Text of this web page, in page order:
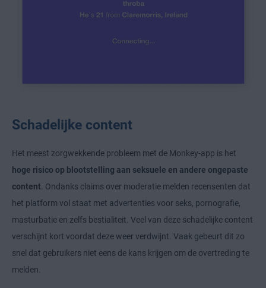
Schadelijke content
Het meest zorgwekkende probleem met de Monkey-app is het
hoge risico op blootstelling aan seksuele en andere ongepaste
content . Ondanks claims over moderatie melden recensenten dat
het platform vol staat met advertenties voor seks, pornografie,
masturbatie en zelfs bestialiteit. Veel van deze schadelijke content
verschijnt kort voordat deze weer verdwijnt. Vaak gebeurt dit zo
snel dat gebruikers niet eens de kans krijgen om de overtreding te
melden.